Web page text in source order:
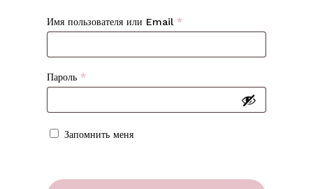
Имя пользователя или Email *
Пароль *
Запомнить меня